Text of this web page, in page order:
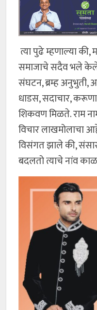
त्या पुढे म्हणाल्या की,
समाजाचे सदैव भले
संघटन, ब्रम्ह अनुभुती,
धाडस, सदाचार, करूणा,
शिकवण मिळते. राम
विचार लाखमोलाचा
विसंगत झाले की,
बदलतो त्याचे नांव